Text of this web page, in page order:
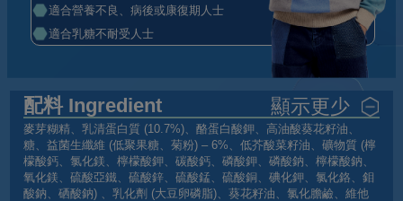
適合營養不良、病後或康復期人士
適合乳糖不耐受人士
配料 Ingredient 顯示更少
麥芽糊精、乳清蛋白質 (10.7%)、酪蛋白酸鉀、高油酸葵花籽油、
糖、益菌生纖維 (低聚果糖、菊粉) – 6%、低芥酸菜籽油、礦物質 (檸
檬酸鈣、氯化鎂、檸檬酸鉀、碳酸鈣、磷酸鉀、磷酸鈉、檸檬酸鈉、
氧化鎂、硫酸亞鐵、硫酸鋅、硫酸錳、硫酸銅、碘化鉀、氯化鉻、鉬
酸鈉、硒酸鈉) 、乳化劑 (大豆卵磷脂)、葵花籽油、氯化膽鹼、維他